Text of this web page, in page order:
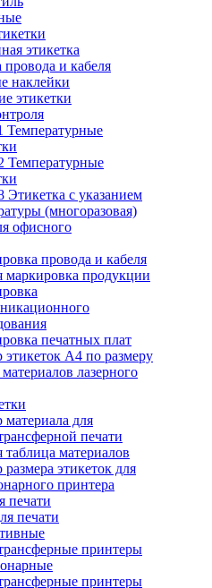
этикетка
и кабеля
наклейки
этикетки
Температурные
Температурные
Этикетка с указанием
(многоразовая)
офисного
провода и кабеля
продукции
печатных плат
А4 по размеру
лазерного
для
печати
материалов
этикеток для
принтера
печати
печати
принтеры
принтеры